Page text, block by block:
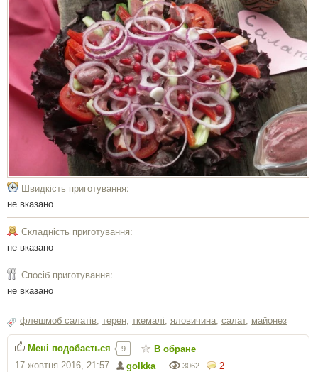
Швидкість приготування:
не вказано
Складність приготування:
не вказано
Спосіб приготування:
не вказано
флешмоб салатів, терен, ткемалі, яловичина, салат, майонез
2
3062
golkka
17 жовтня 2016, 21:57
Мені подобається 9 В обране